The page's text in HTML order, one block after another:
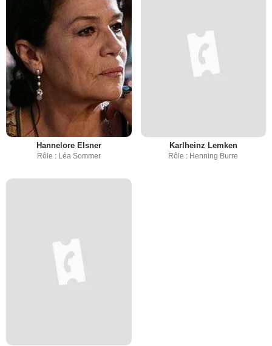
Hannelore Elsner
Rôle : Léa Sommer
Karlheinz Lemken
Rôle : Henning Burre